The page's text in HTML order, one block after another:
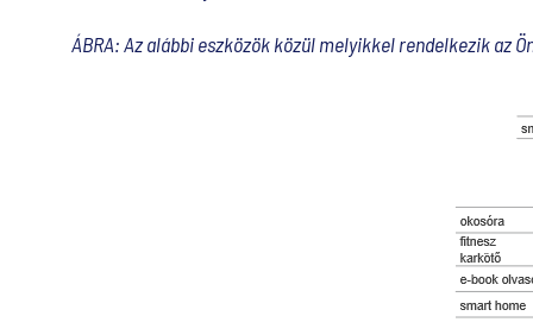
ÁBRA: Az alábbi eszközök közül melyikkel rendelkezik az